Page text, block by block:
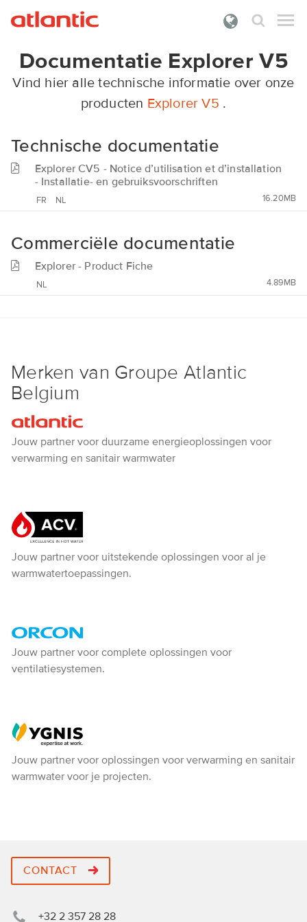
Wat zoek je?
PRODUCTEN
PREMIES
ONZE DIENSTEN
INLOGGEN
Documentatie Explorer V5
Vind hier alle technische informatie over onze
producten Explorer V5 .
Technische documentatie
Explorer CV5 - Notice d’utilisation et d’installation
- Installatie- en gebruiksvoorschriften
FR NL 16.20MB
Commerciële documentatie
Explorer - Product Fiche
NL 4.89MB
Merken van Groupe Atlantic
Belgium
Atlantic
Jouw partner voor duurzame energieoplossingen voor
verwarming en sanitair warmwater
ACV
Jouw partner voor uitstekende oplossingen voor al je
warmwatertoepassingen.
Orcon
-
Jouw partner voor complete oplossingen voor
ventilatiesystemen.
Ygnis
Jouw partner voor oplossingen voor verwarming en sanitair
warmwater voor je projecten.
CONTACT
+32 2 357 28 28